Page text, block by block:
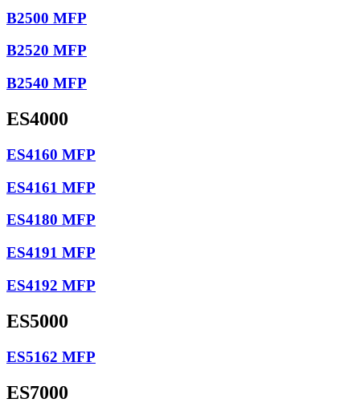
B2500 MFP
B2520 MFP
B2540 MFP
ES4000
ES4160 MFP
ES4161 MFP
ES4180 MFP
ES4191 MFP
ES4192 MFP
ES5000
ES5162 MFP
ES7000